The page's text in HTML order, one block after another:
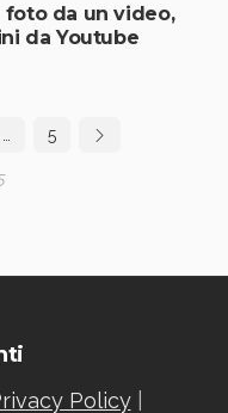
da un video,
da Youtube
5
Policy|